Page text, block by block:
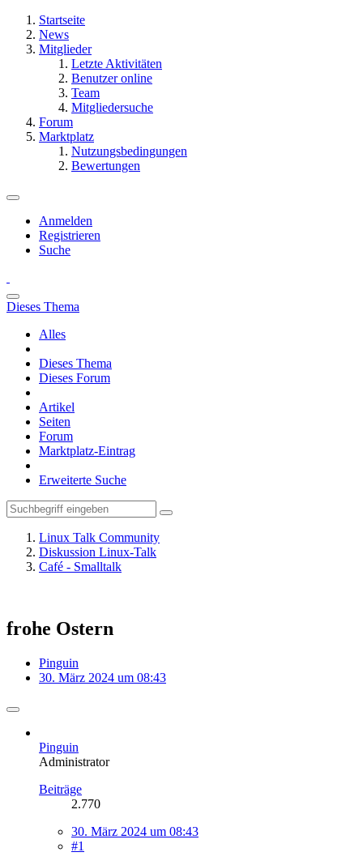
Startseite
News
Mitglieder
Letzte Aktivitäten
Benutzer online
Team
Mitgliedersuche
Forum
Marktplatz
Nutzungsbedingungen
Bewertungen
Anmelden
Registrieren
Suche
Dieses Thema
Alles
Dieses Thema
Dieses Forum
Artikel
Seiten
Forum
Marktplatz-Eintrag
Erweiterte Suche
Linux Talk Community
Diskussion Linux-Talk
Café - Smalltalk
frohe Ostern
Pinguin
30. März 2024 um 08:43
Pinguin
Administrator
Beiträge
2.770
30. März 2024 um 08:43
#1